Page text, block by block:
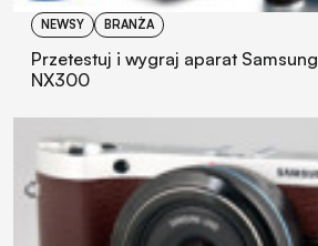
NEWSY BRANŻA
Przetestuj i wygraj aparat Samsung
NX300